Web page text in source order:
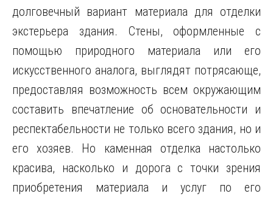
долговечный вариант материала для отделки
экстерьера здания. Стены, оформленные с
помощью природного материала или его
искусственного аналога, выглядят потрясающе,
предоставляя возможность всем окружающим
составить впечатление об основательности и
респектабельности не только всего здания, но и
его хозяев. Но каменная отделка настолько
красива, насколько и дорога с точки зрения
приобретения материала и услуг по его